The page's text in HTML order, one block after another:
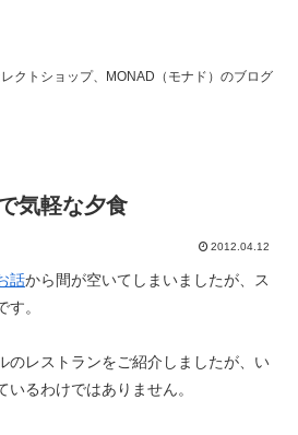
クトショップ、MONAD（モナド）のブログ
気軽な夕食
2012.04.12
話から間が空いてしまいましたが、ス
。
のレストランをご紹介しましたが、い
るわけではありません。